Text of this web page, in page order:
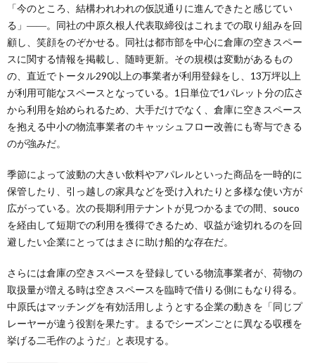
「今のところ、結構われわれの仮説通りに進んできたと感じてい
る」――。同社の中原久根人代表取締役はこれまでの取り組みを回
顧し、笑顔をのぞかせる。同社は都市部を中心に倉庫の空きスペー
スに関する情報を掲載し、随時更新。その規模は変動があるもの
の、直近でトータル290以上の事業者が利用登録をし、13万坪以上
が利用可能なスペースとなっている。1日単位で1パレット分の広さ
から利用を始められるため、大手だけでなく、倉庫に空きスペース
を抱える中小の物流事業者のキャッシュフロー改善にも寄与できる
のが強みだ。
季節によって波動の大きい飲料やアパレルといった商品を一時的に
保管したり、引っ越しの家具などを受け入れたりと多様な使い方が
広がっている。次の長期利用テナントが見つかるまでの間、souco
を経由して短期での利用を獲得できるため、収益が途切れるのを回
避したい企業にとってはまさに助け船的な存在だ。
さらには倉庫の空きスペースを登録している物流事業者が、荷物の
取扱量が増える時は空きスペースを臨時で借りる側にもなり得る。
中原氏はマッチングを有効活用しようとする企業の動きを「同じプ
レーヤーが違う役割を果たす。まるでシーズンごとに異なる収穫を
挙げる二毛作のようだ」と表現する。